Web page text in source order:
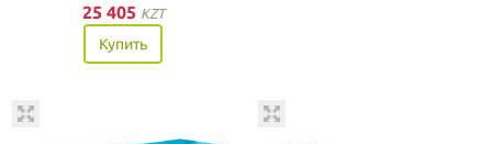
25 405 KZT
Купить